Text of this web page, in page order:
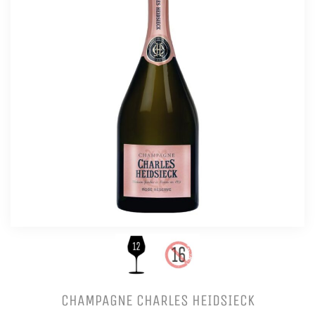
CHAMPAGNE CHARLES HEIDSIECK